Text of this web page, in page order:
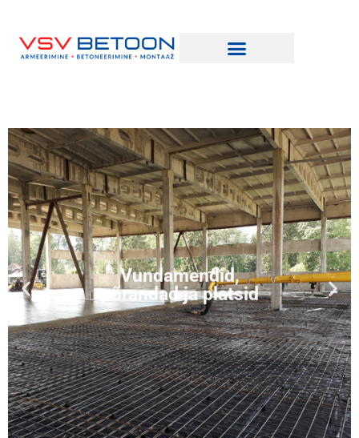
Vundamendid,
põrandad ja platsid